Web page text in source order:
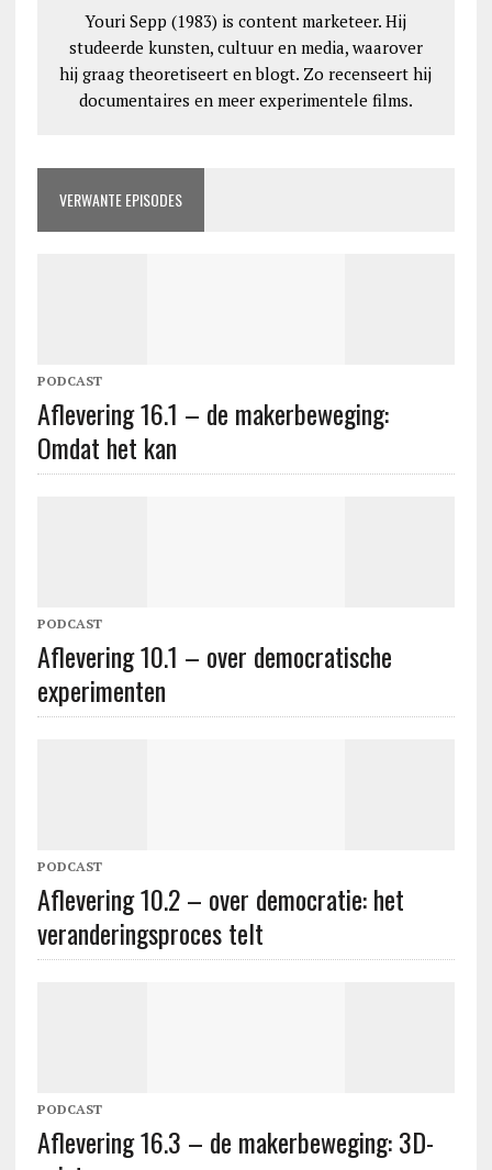
Youri Sepp (1983) is content marketeer. Hij
studeerde kunsten, cultuur en media, waarover
hij graag theoretiseert en blogt. Zo recenseert hij
documentaires en meer experimentele films.
VERWANTE EPISODES
PODCAST
Aflevering 16.1 – de makerbeweging:
Omdat het kan
PODCAST
Aflevering 10.1 – over democratische
experimenten
PODCAST
Aflevering 10.2 – over democratie: het
veranderingsproces telt
PODCAST
Aflevering 16.3 – de makerbeweging: 3D-